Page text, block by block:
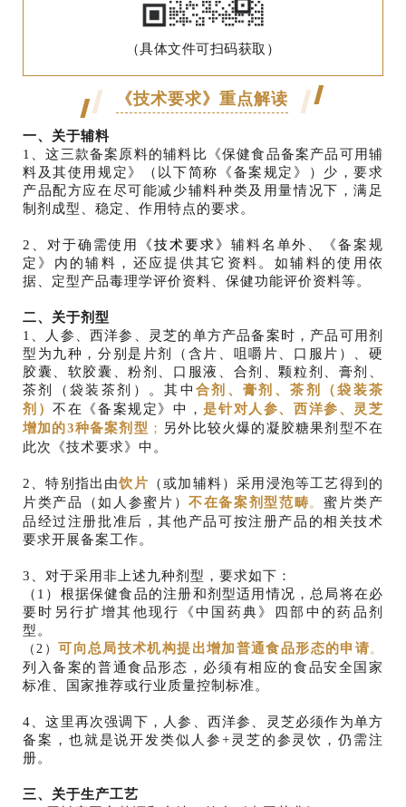
（具体文件可扫码获取）
《技术要求》 重点解读
一、关于辅料
1、这三款备案原料的辅料比《保健食品备案产品可用辅
料及其使用规定》（以下简称《备案规定》）少，要求
产品配方应在尽可能减少辅料种类及用量情况下，满足
制剂成型、稳定、作用特点的要求。
2、对于确需使用 《技术要求》 辅料名单外、《备案规
定》内的辅料，还应提供其它资料。如辅料的使用依
据、定型产品毒理学评价资料、保健功能评价资料等。
二、关于剂型
1、人参、西洋参、灵芝的单方产品备案时，产品可用剂
型为九种，分别是片剂（含片、咀嚼片、口服片）、硬
胶囊、软胶囊、粉剂、口服液、合剂、颗粒剂、膏剂、
茶剂（袋装茶剂）。其中 合剂、膏剂、茶剂（袋装茶
剂）不在《备案规定》中，是针对人参、西洋参、灵芝
增加的3种备案剂型 ； 另外比较火爆的凝胶糖果剂型不在
此次《技术要求》中。
2、特别指出由饮片 （或加辅料）采用浸泡等工艺得到的
片类产品（如人参蜜片）不在备案剂型范畴 。蜜片类产
品经过注册批准后，其他产品可按注册产品的相关技术
要求开展备案工作。
3、对于采用非上述九种剂型，要求如下：
（1）根据保健食品的注册和剂型适用情况，总局将在必
要时另行扩增其他现行《中国药典》四部中的药品剂
型。
（2） 可向总局技术机构提出增加普通食品形态的申请 。
列入备案的普通食品形态，必须有相应的食品安全国家
标准、国家推荐或行业质量控制标准。
4、这里再次强调下，人参、西洋参、灵芝必须作为单方
备案，也就是说开发类似人参+灵芝的参灵饮，仍需注
册。
三、关于生产工艺